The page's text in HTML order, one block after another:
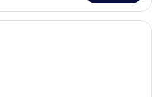
Une chambre d’hôtel moderne